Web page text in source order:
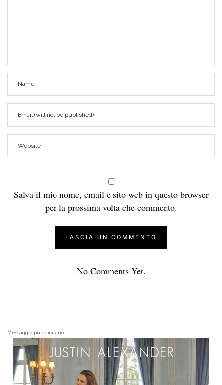
Salva il mio nome, email e sito web in questo browser
per la prossima volta che commento.
No Comments Yet.
Messaggio pubblicitario